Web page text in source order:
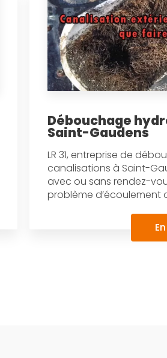
Débouchage
Saint-Gaudens
LR 31, entreprise de
canalisations à Saint-
avec ou sans rendez-
problème d’écoulement